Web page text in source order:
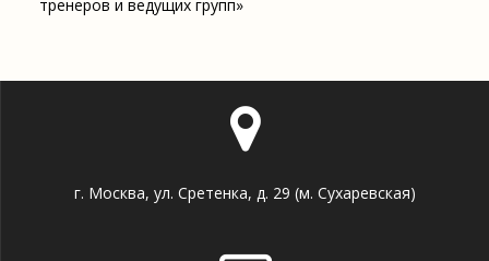
тренеров и ведущих групп»
г. Москва, ул. Сретенка, д. 29 (м. Сухаревская)